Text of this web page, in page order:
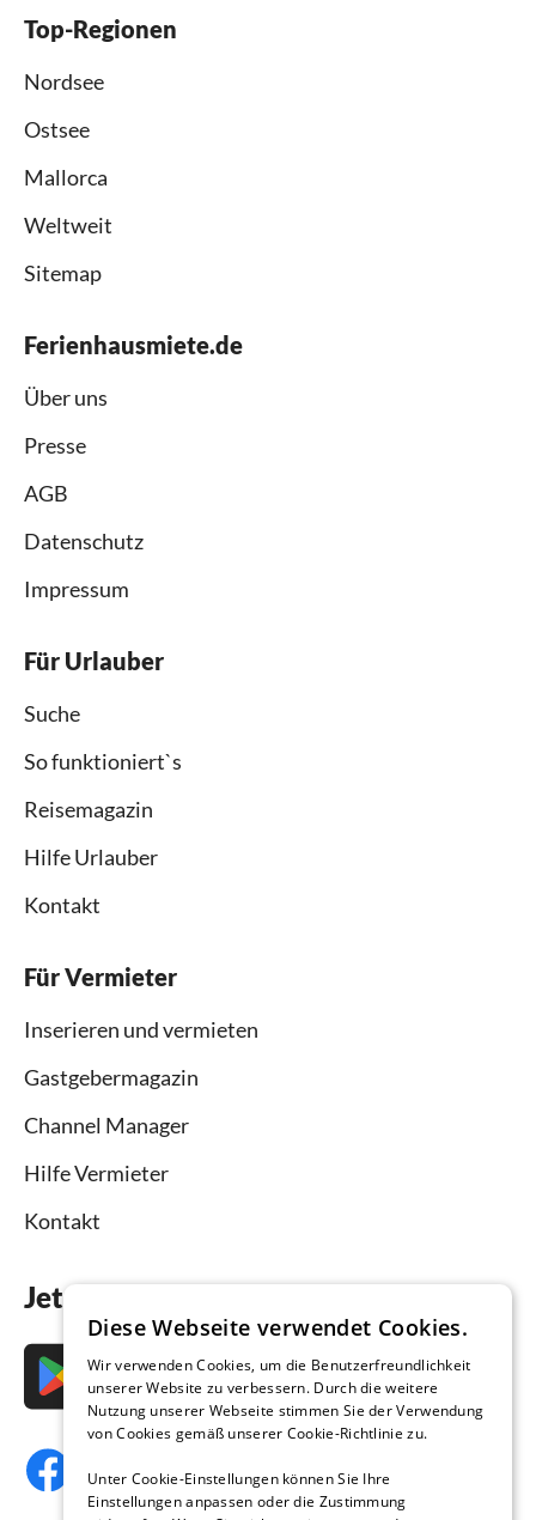
Top-Regionen
Nordsee
Ostsee
Mallorca
Weltweit
Sitemap
Ferienhausmiete.de
Über uns
Presse
AGB
Datenschutz
Impressum
Für Urlauber
Suche
So funktioniert`s
Reisemagazin
Hilfe Urlauber
Kontakt
Für Vermieter
Inserieren und vermieten
Gastgebermagazin
Channel Manager
Hilfe Vermieter
Kontakt
Jetzt die App downloaden
Diese Webseite verwendet Cookies.
Wir verwenden Cookies, um die Benutzerfreundlichkeit
unserer Website zu verbessern. Durch die weitere
Nutzung unserer Webseite stimmen Sie der Verwendung
von Cookies gemäß unserer Cookie-Richtlinie zu.
Unter Cookie-Einstellungen können Sie Ihre
Einstellungen anpassen oder die Zustimmung